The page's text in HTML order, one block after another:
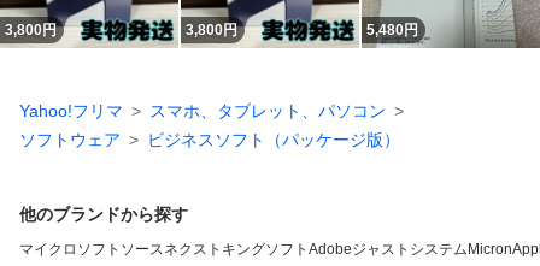
3,800円 3,800円 5,480円
Yahoo!フリマ
スマホ、タブレット、パソコン
ソフトウェア
ビジネスソフト（パッケージ版）
他のブランドから探す
マイクロソフト ソースネクスト キングソフト Adobeジャストシステム Micron